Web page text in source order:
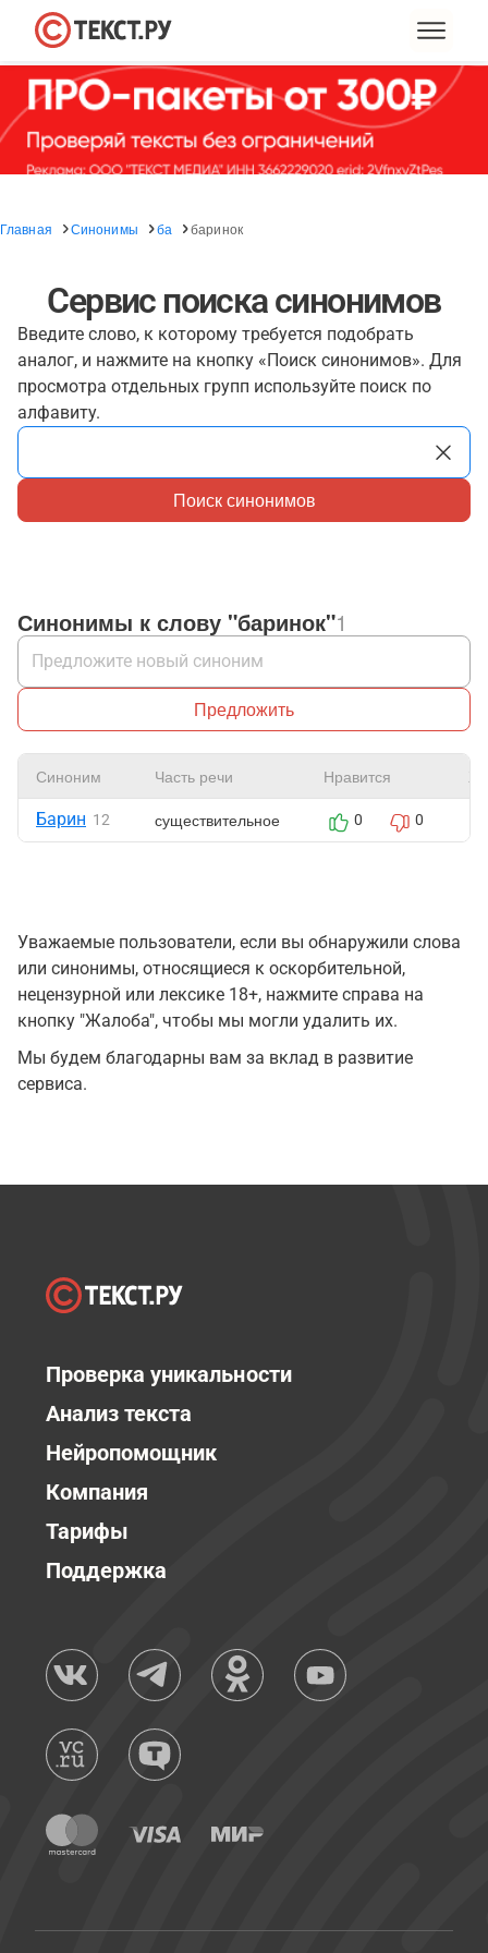
Главная Синонимы ба баринок
Сервис поиска синонимов
Введите слово, к которому требуется подобрать
аналог, и нажмите на кнопку «Поиск синонимов». Для
просмотра отдельных групп используйте поиск по
алфавиту.
Поиск синонимов
Синонимы к слову "баринок"1
Предложить
Синоним Часть речи Нравится
Барин 12 существительное 0 0
Уважаемые пользователи, если вы обнаружили слова
или синонимы, относящиеся к оскорбительной,
нецензурной или лексике 18+, нажмите справа на
кнопку "Жалоба", чтобы мы могли удалить их.
Мы будем благодарны вам за вклад в развитие
сервиса.
Проверка уникальности
Анализ текста
Нейропомощник
Компания
Тарифы
Поддержка